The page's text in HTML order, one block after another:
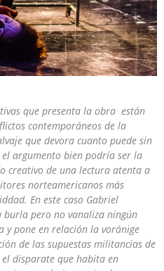
que presenta la obra están
contemporáneos de la
que devora cuanto puede sin
argumento bien podría ser la
creativo de una lectura atenta a
norteamericanos más
En este caso Gabriel
burla pero no vanaliza ningún
y pone en relación la voránige
de las supuestas militancias de
disparate que habita en